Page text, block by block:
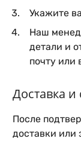
Укажите
Наш
детали и
почту или
Доставка
После
доставки или